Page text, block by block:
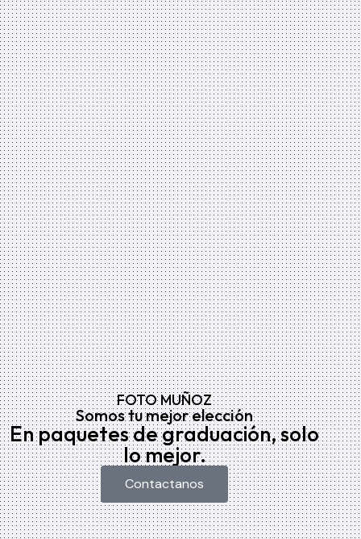
FOTO MUÑOZ
Somos tu mejor elección
En paquetes de graduación, solo
lo mejor.
Contactanos